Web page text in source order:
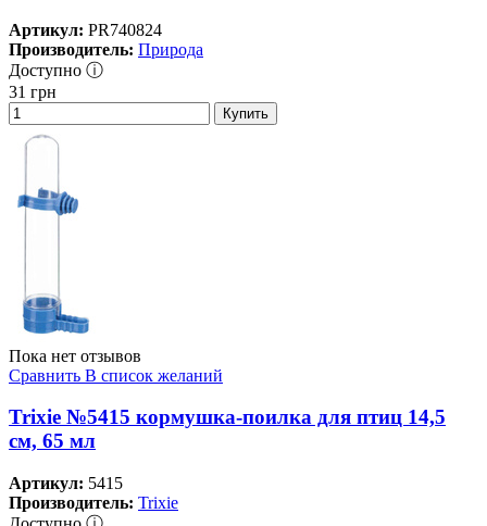
Артикул: PR740824
Производитель: Природа
Доступно ⓘ
31 грн
Купить
Пока нет отзывов
Сравнить В список желаний
Trixie №5415 кормушка-поилка для птиц 14,5
см, 65 мл
Артикул: 5415
Производитель: Trixie